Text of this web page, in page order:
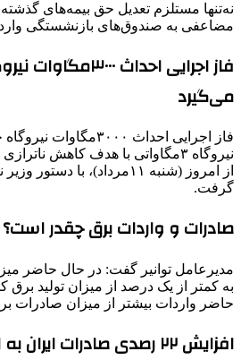
نه‌تنها مستلزم تعدیل حق بیمه‌های
مضاعفی به صندوق‌های بازنشستگی
فاز اجرایی احداث
می‌گیرد
فاز اجرایی احداث
نیروگاه ۳‌مگاواتی با هدف کاهش
از امروز (شنبه ۱۱‌مرداد)، با
گرفت.
صادرات و واردات برق چقدر است؟
مدیرعامل توانیر گفت: در حال حاضر
به کمتر از یک درصد از میزان تولید
حاضر واردات بیشتر از میزان صادرات
افزایش ۲۲ رصدی صادرات ایران به اوراسیا